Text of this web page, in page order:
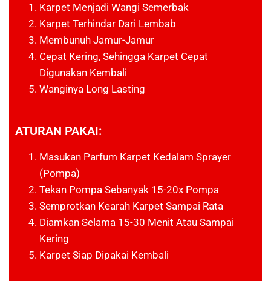
Karpet Menjadi Wangi Semerbak
Karpet Terhindar Dari Lembab
Membunuh Jamur-Jamur
Cepat Kering, Sehingga Karpet Cepat
Digunakan Kembali
Wanginya Long Lasting
ATURAN PAKAI:
Masukan Parfum Karpet Kedalam Sprayer
(pompa)
Tekan Pompa Sebanyak 15-20x Pompa
Semprotkan Kearah Karpet Sampai Rata
Diamkan Selama 15-30 Menit Atau Sampai
Kering
Karpet Siap Dipakai Kembali